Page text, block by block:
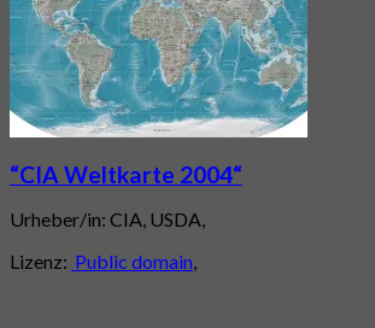
“CIA Weltkarte 2004“
Urheber/in: CIA, USDA,
Lizenz: Public domain